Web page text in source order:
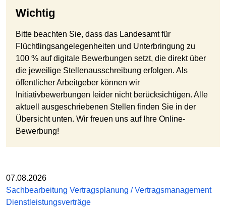
Wichtig
Bitte beachten Sie, dass das Landesamt für
Flüchtlingsangelegenheiten und Unterbringung zu
100 % auf digitale Bewerbungen setzt, die direkt über
die jeweilige Stellenausschreibung erfolgen. Als
öffentlicher Arbeitgeber können wir
Initiativbewerbungen leider nicht berücksichtigen. Alle
aktuell ausgeschriebenen Stellen finden Sie in der
Übersicht unten. Wir freuen uns auf Ihre Online-
Bewerbung!
07.08.2026
Sachbearbeitung Vertragsplanung / Vertragsmanagement
Dienstleistungsverträge